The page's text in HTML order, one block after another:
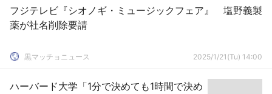
フジテレビ『シオノギ・ミュージックフェア』 塩野義製
薬が社名削除要請
黒マッチョニュース 2025/1/21(Tu) 14:00
ハーバード大学「1分で決めても1時間で決め